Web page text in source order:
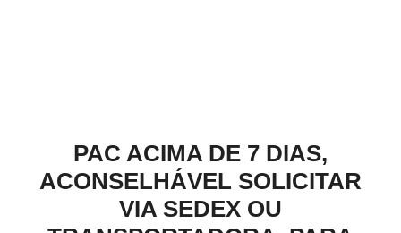
PAC ACIMA DE 7 DIAS,
ACONSELHÁVEL SOLICITAR
VIA SEDEX OU